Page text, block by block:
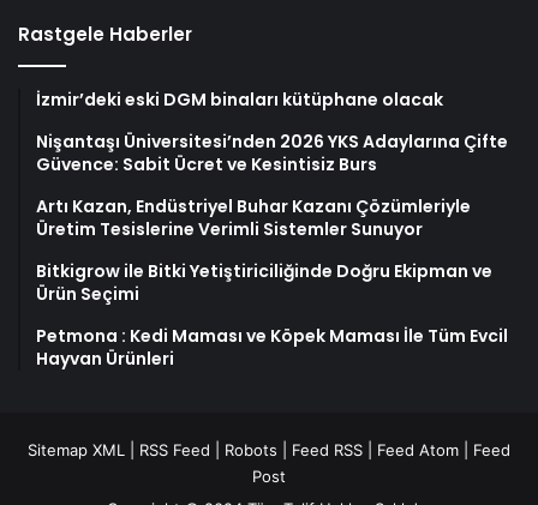
Rastgele Haberler
İzmir’deki eski DGM binaları kütüphane olacak
Nişantaşı Üniversitesi’nden 2026 YKS Adaylarına Çifte
Güvence: Sabit Ücret ve Kesintisiz Burs
Artı Kazan, Endüstriyel Buhar Kazanı Çözümleriyle
Üretim Tesislerine Verimli Sistemler Sunuyor
Bitkigrow ile Bitki Yetiştiriciliğinde Doğru Ekipman ve
Ürün Seçimi
Petmona : Kedi Maması ve Köpek Maması İle Tüm Evcil
Hayvan Ürünleri
Sitemap XML RSS Feed Robots Feed RSS Feed Atom
Feed
Post